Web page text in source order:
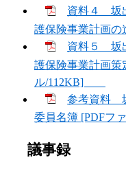
資料４ 坂
護保険事業計画の
資料５ 坂
護保険事業計画策
ル/112KB]
参考資料
委員名簿 [PDFフ
議事録